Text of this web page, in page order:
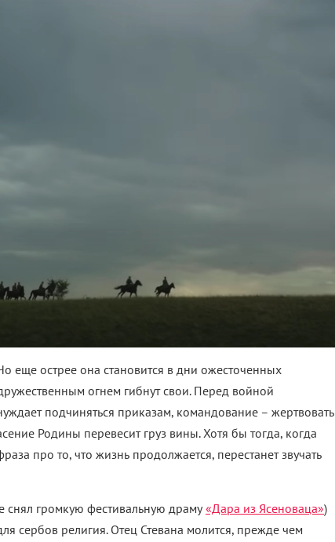
еще острее она становится в дни ожесточенных
огнем гибнут свои. Перед войной
подчиняться приказам, командование – жертвовать
Родины перевесит груз вины. Хотя бы тогда, когда
про то, что жизнь продолжается, перестанет звучать
снял громкую фестивальную драму«Дара из Ясеноваца»)
сербов религия. Отец Стевана молится, прежде чем